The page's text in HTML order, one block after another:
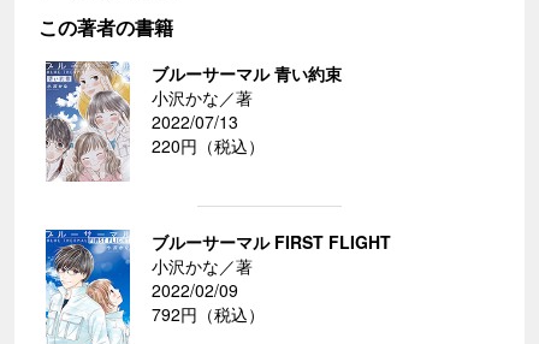
この著者の書籍
ブルーサーマル 青い約束
小沢かな／著
2022/07/13
220円（税込）
ブルーサーマル FIRST FLIGHT
小沢かな／著
2022/02/09
792円（税込）